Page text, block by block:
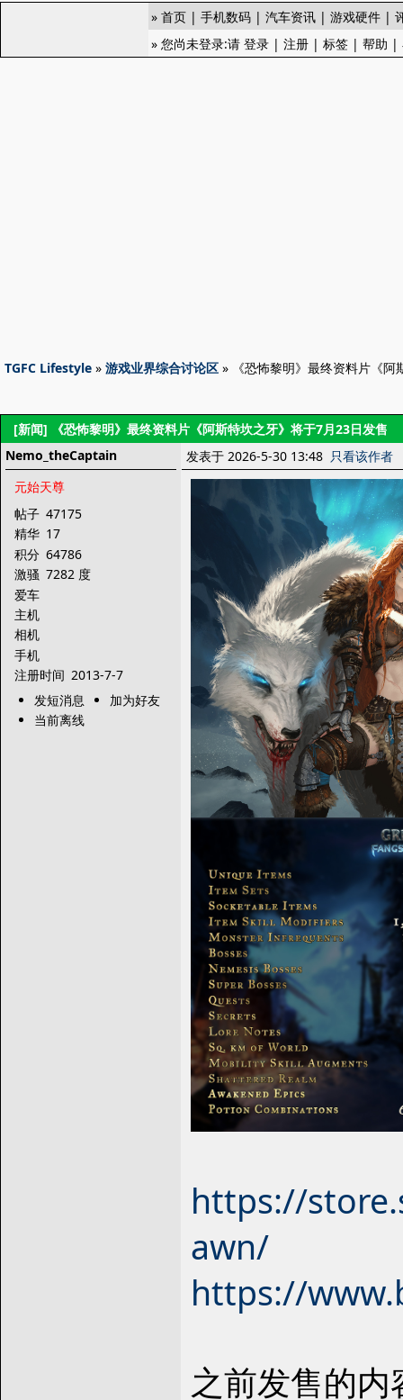
» 首页 | 手机数码 | 汽车资讯 | 游戏硬件 |
» 您尚未登录:请 登录 | 注册 | 标签 | 帮助 |
TGFC Lifestyle » 游戏业界综合讨论区 » 《恐怖黎明》最终资料片《
[新闻] 《恐怖黎明》最终资料片《阿斯特坎之牙》将于7月23日发售
Nemo_theCaptain
元始天尊
帖子 47175
精华 17
积分 64786
激骚 7282 度
爱车
主机
相机
手机
注册时间 2013-7-7
发短消息
加为好友
当前离线
发表于 2026-5-30 13:48 只看该作者
https://
awn/
https://
之前发售的